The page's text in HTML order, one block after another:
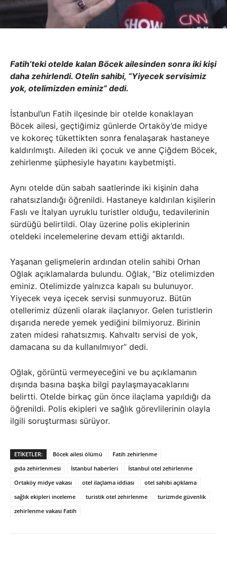
Fatih’teki otelde kalan Böcek ailesinden sonra iki kişi
daha zehirlendi. Otelin sahibi, “Yiyecek servisimiz
yok, otelimizden eminiz” dedi.
İstanbul’un Fatih ilçesinde bir otelde konaklayan
Böcek ailesi, geçtiğimiz günlerde Ortaköy’de midye
ve kokoreç tükettikten sonra fenalaşarak hastaneye
kaldırılmıştı. Aileden iki çocuk ve anne Çiğdem Böcek,
zehirlenme şüphesiyle hayatını kaybetmişti.
Aynı otelde dün sabah saatlerinde iki kişinin daha
rahatsızlandığı öğrenildi. Hastaneye kaldırılan kişilerin
Faslı ve İtalyan uyruklu turistler olduğu, tedavilerinin
sürdüğü belirtildi. Olay üzerine polis ekiplerinin
oteldeki incelemelerine devam ettiği aktarıldı.
Yaşanan gelişmelerin ardından otelin sahibi Orhan
Oğlak açıklamalarda bulundu. Oğlak, “Biz otelimizden
eminiz. Otelimizde yalnızca kapalı su bulunuyor.
Yiyecek veya içecek servisi sunmuyoruz. Bütün
otellerimiz düzenli olarak ilaçlanıyor. Gelen turistlerin
dışarıda nerede yemek yediğini bilmiyoruz. Birinin
zaten midesi rahatsızmış. Kahvaltı servisi de yok,
damacana su da kullanılmıyor” dedi.
Oğlak, görüntü vermeyeceğini ve bu açıklamanın
dışında basına başka bilgi paylaşmayacaklarını
belirtti. Otelde birkaç gün önce ilaçlama yapıldığı da
öğrenildi. Polis ekipleri ve sağlık görevlilerinin olayla
ilgili soruşturması sürüyor.
ETIKETLER: Böcek ailesi ölümü
Fatih zehirlenme
gıda zehirlenmesi
İstanbul haberleri
İstanbul otel zehirlenme
Ortaköy midye vakası
otel ilaçlama iddiası
otel sahibi açıklama
sağlık ekipleri inceleme
turistik otel zehirlenme
turizmde güvenlik
zehirlenme vakası Fatih